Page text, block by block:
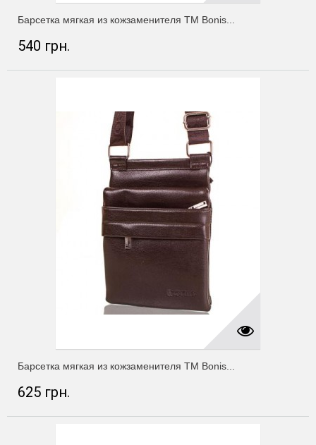
Барсетка мягкая из кожзаменителя ТМ Bonis...
540 грн.
Барсетка мягкая из кожзаменителя ТМ Bonis...
625 грн.